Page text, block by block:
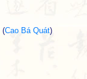
(Cao Bá Quát)